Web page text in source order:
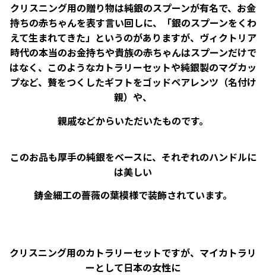
クリスニング用の贈り物は純銀のスプーンが有名で、お金
持ちの赤ちゃんを表す言い回しに、「銀のスプーンをくわ
えて生まれてきた」というのがありますが、ヴィクトリア
時代の本当のお金持ちや貴族の赤ちゃんはスプーンだけで
はなく、このようなカトラリーセットや純銀製のマグカッ
プなど、贅をつくしたギフトをゴッドペアレンツ（名付け
親）や、
親戚などからいただいたものです。
このお品も厚手の純銀をベースに、それぞれのハンドルに
は美しい
鋳金細工の薔薇の葉模様で装飾されています。
クリスニング用のカトラリーセットですが、マイカトラリ
ーとして日本の女性に